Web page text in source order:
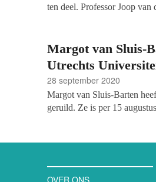
ten deel. Professor Joop
aan studenten die buiten
Margot van Sluis-
Utrechts
28 september 2020
Margot van Sluis-Barten
geruild. Ze is per 15